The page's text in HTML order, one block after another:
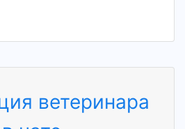
ветеринара